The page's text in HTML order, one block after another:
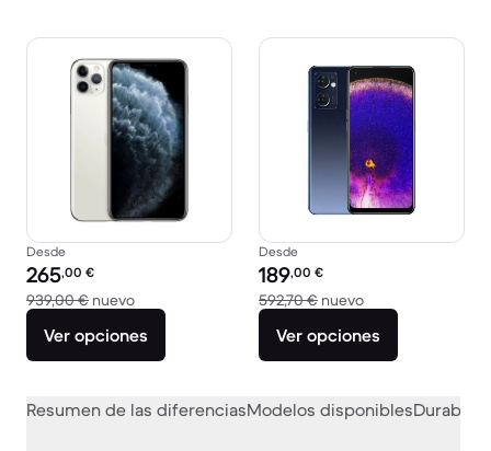
Desde
Precio reacondicionado:
265,00 €
939,00 € nuevoEl dispositivo nuevo vale 939,00 €
Ver opciones
Desde
Precio reacondicionado:
189,00 €
592,70 € nuevoEl dispositivo
Ver opciones
Resumen de las diferenciasModelos disponibles